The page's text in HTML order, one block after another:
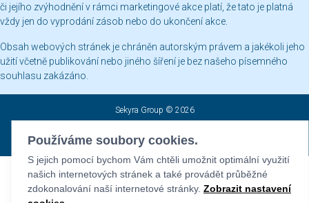
či jejího zvýhodnění v rámci marketingové akce platí, že tato je platná
vždy jen do vyprodání zásob nebo do ukončení akce.
Obsah webových stránek je chráněn autorským právem a jakékoli jeho
užití včetně publikování nebo jiného šíření je bez našeho písemného
souhlasu zakázáno.
Sekyra Group © 2026
Všechna práva vyhrazena. Provozovatel Sekyra Group
Používáme soubory cookies.
S jejich pomocí bychom Vám chtěli umožnit optimální využití
našich internetových stránek a také provádět průběžné
zdokonalování naší internetové stránky. Zobrazit nastavení